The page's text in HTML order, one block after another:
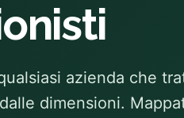
azienda che
dimensioni.